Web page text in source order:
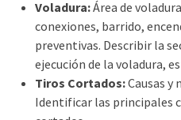
Voladura:Área de
conexiones, barrido,
preventivas. Describir la
ejecución de la voladura,
Tiros Cortados:Causas y
Identificar las principales